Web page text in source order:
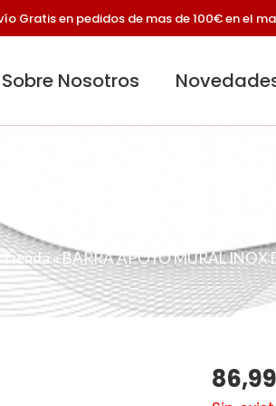
Gratis en pedidos de mas de 100€ en el
Sobre Nosotros
INOX
Tienda»BARRA APOYO MURAL INOX
86,99